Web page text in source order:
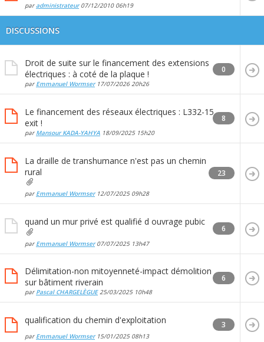
paradministrateur07/12/2010 06h19
DISCUSSIONS
Droit de suite sur le financement des extensions
électriques : à coté de la plaque !
par Emmanuel Wormser17/07/202620h26
0
Le financement des réseaux électriques : L332-15
exit !
par Mansour KADA-YAHYA 18/09/2025 15h20
8
La draille de transhumance n'est pas un chemin
rural
par Emmanuel Wormser12/07/2025 09h28
23
quand un mur privé est qualifié d ouvrage pubic
par Emmanuel Wormser07/07/2025 13h47
6
Délimitation-non mitoyenneté-impact démolition
sur bâtiment riverain
par Pascal CHARGELÈGUE25/03/2025 10h48
6
qualification du chemin d'exploitation
par Emmanuel Wormser15/01/2025 08h13
3